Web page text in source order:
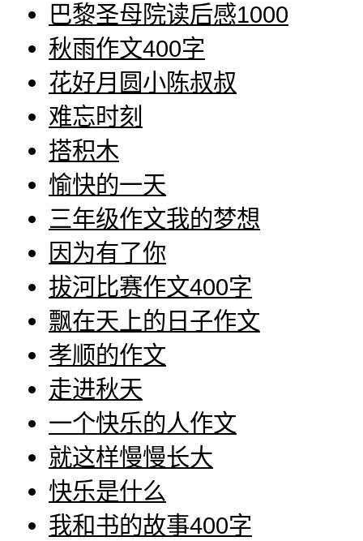
巴黎圣母院读后感1000
秋雨作文400字
花好月圆小陈叔叔
难忘时刻
搭积木
愉快的一天
三年级作文我的梦想
因为有了你
拔河比赛作文400字
飘在天上的日子作文
孝顺的作文
走进秋天
一个快乐的人作文
就这样慢慢长大
快乐是什么
我和书的故事400字